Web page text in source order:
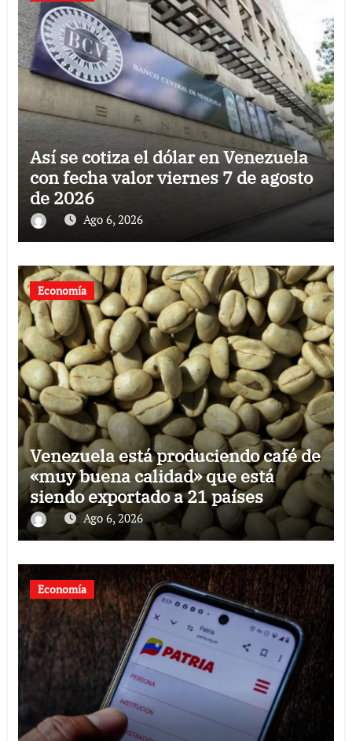
Así se cotiza el dólar en Venezuela
con fecha valor viernes 7 de agosto
de 2026
Ago 6, 2026
Economía
Venezuela está produciendo café de
«muy buena calidad» que está
siendo exportado a 21 países
Ago 6, 2026
Economía